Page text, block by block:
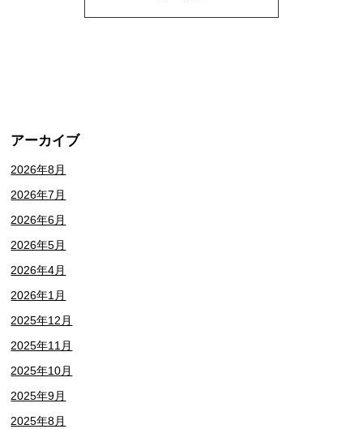
アーカイブ
2026年8月
2026年7月
2026年6月
2026年5月
2026年4月
2026年1月
2025年12月
2025年11月
2025年10月
2025年9月
2025年8月